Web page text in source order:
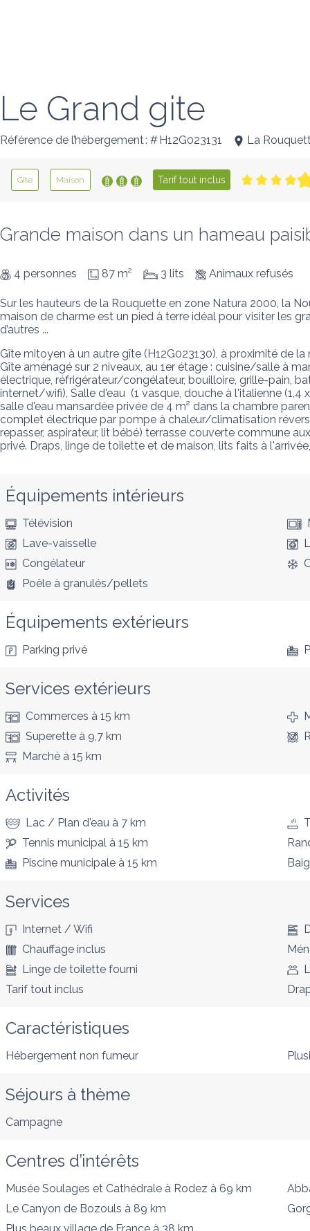
Le Grand gite
Référence de l’hébergement : # H12G023131 La
Gîte Maison Tarif tout inclus
Grande maison dans un hameau
4 personnes 87 m² 3 lits Animaux refusés
Sur les hauteurs de la Rouquette en zone Natura 2000, la
maison de charme est un pied à terre idéal pour visiter les
d’autres ...
Gîte mitoyen à un autre gîte (H12G023130), à proximité de
Gîte aménagé sur 2 niveaux, au 1er étage : cuisine/salle à
électrique, réfrigérateur/congélateur, bouilloire, grille-pain,
internet/wifi), Salle d'eau  (1 vasque, douche à l'italienne
salle d'eau mansardée privée de 4 m² dans la chambre
complet électrique par pompe à chaleur/climatisation
repasser, aspirateur, lit bébé) terrasse couverte commune
privé. Draps, linge de toilette et de maison, lits faits à
Équipements intérieurs
Télévision
Lave-vaisselle
Congélateur
Poêle à granulés/pellets
Équipements extérieurs
Parking privé
Services extérieurs
Commerces à 15 km
Superette à 9,7 km
Marché à 15 km
Activités
Lac / Plan d'eau à 7 km
Tennis municipal à 15 km
Piscine municipale à 15 km
Services
Internet / Wifi
Chauffage inclus
Linge de toilette fourni
Tarif tout inclus
Caractéristiques
Hébergement non fumeur
Séjours à thème
Campagne
Centres d’intérêts
Musée Soulages et Cathédrale à Rodez à 69 km
Le Canyon de Bozouls à 89 km